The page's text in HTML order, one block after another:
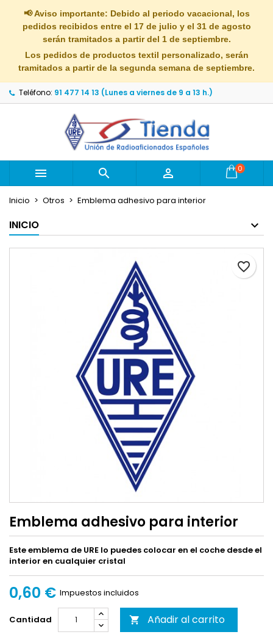
📢 Aviso importante: Debido al periodo vacacional, los
pedidos recibidos entre el 17 de julio y el 31 de agosto
serán tramitados a partir del 1 de septiembre.
Los pedidos de productos textil personalizado, serán
tramitados a partir de la segunda semana de septiembre.
Teléfono: 91 477 14 13 (Lunes a viernes de 9 a 13 h.)
   0
Inicio Otros Emblema adhesivo para interior
INICIO
Emblema adhesivo para interior
Este emblema de URE lo puedes colocar en el coche desde el
interior en cualquier cristal
0,60 € Impuestos incluidos
Cantidad  Añadir al carrito
favorite_border
Mi lista de deseos ×
add_circle_outline Crear nueva lista
Crear lista de deseos ×
Nombre de la lista de deseos
Cancelar Crear lista de deseos
Iniciar sesión ×
Debe iniciar sesión para guardar productos en su
lista de deseos.
Cancelar Iniciar sesión